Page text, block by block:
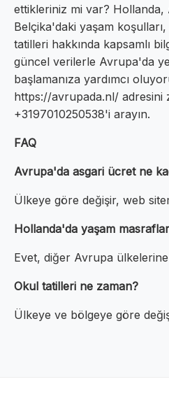
ettikleriniz mi var? Hollanda,
Belçika'daki yaşam
tatilleri hakkında kapsamlı
güncel verilerle Avrupa'da
başlamanıza yardımcı
https://avrupada.nl/ adresini
+3197010250538'i arayın.
FAQ
Avrupa'da asgari ücret ne
Ülkeye göre değişir, web
Hollanda'da yaşam
Evet, diğer Avrupa
Okul tatilleri ne zaman?
Ülkeye ve bölgeye göre